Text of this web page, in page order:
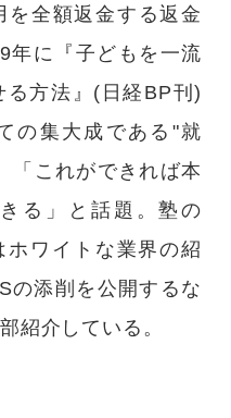
を全額返金する返金
年に『子どもを一流
る方法』(日経BP刊)
の集大成である"就
「これができれば本
る」と話題。塾の
ホワイトな業界の紹
の添削を公開するな
紹介している。